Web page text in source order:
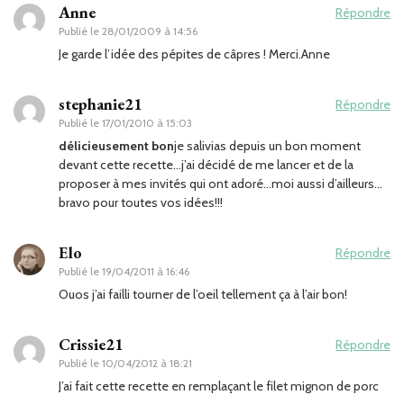
Anne
Publié le 28/01/2009 à 14:56
Répondre
Je garde l’idée des pépites de câpres ! Merci.Anne
stephanie21
Publié le 17/01/2010 à 15:03
Répondre
délicieusement bonje salivias depuis un bon moment
devant cette recette…j’ai décidé de me lancer et de la
proposer à mes invités qui ont adoré…moi aussi d’ailleurs…
bravo pour toutes vos idées!!!
Elo
Publié le 19/04/2011 à 16:46
Répondre
Ouos j’ai failli tourner de l’oeil tellement ça à l’air bon!
Crissie21
Publié le 10/04/2012 à 18:21
Répondre
J’ai fait cette recette en remplaçant le filet mignon de porc